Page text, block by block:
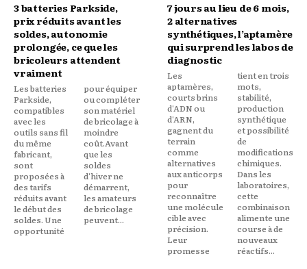
3 batteries Parkside,
prix réduits avant les
soldes, autonomie
prolongée, ce que les
bricoleurs attendent
vraiment
Les batteries
Parkside,
compatibles
avec les
outils sans fil
du même
fabricant,
sont
proposées à
des tarifs
réduits avant
le début des
soldes. Une
opportunité
pour équiper
ou compléter
son matériel
de bricolage à
moindre
coût.Avant
que les
soldes
d'hiver ne
démarrent,
les amateurs
de bricolage
peuvent...
7 jours au lieu de 6 mois,
2 alternatives
synthétiques, l’aptamère
qui surprend les labos de
diagnostic
Les
aptamères,
courts brins
d'ADN ou
d'ARN,
gagnent du
terrain
comme
alternatives
aux anticorps
pour
reconnaître
une molécule
cible avec
précision.
Leur
promesse
tient en trois
mots,
stabilité,
production
synthétique
et possibilité
de
modifications
chimiques.
Dans les
laboratoires,
cette
combinaison
alimente une
course à de
nouveaux
réactifs...